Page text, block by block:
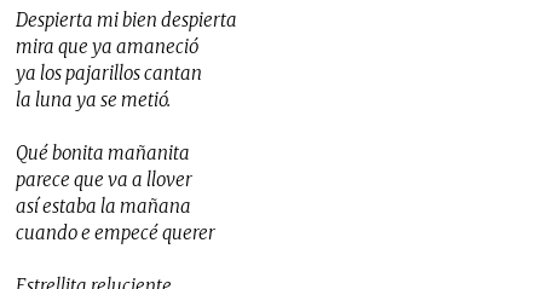
Despierta mi bien despierta
mira que ya amaneció
ya los pajarillos cantan
la luna ya se metió.
Qué bonita mañanita
parece que va a llover
así estaba la mañana
cuando e empecé querer